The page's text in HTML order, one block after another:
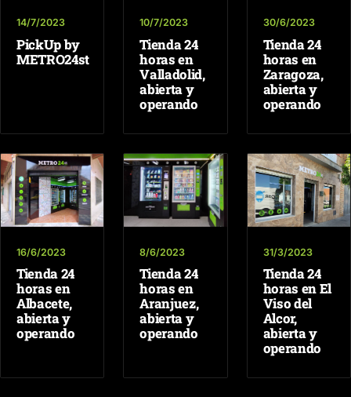
14/7/2023
PickUp by
METRO24st
10/7/2023
Tienda 24
horas en
Valladolid,
abierta y
operando
30/6/2023
Tienda 24
horas en
Zaragoza,
abierta y
operando
16/6/2023
Tienda 24
horas en
Albacete,
abierta y
operando
8/6/2023
Tienda 24
horas en
Aranjuez,
abierta y
operando
31/3/2023
Tienda 24
horas en El
Viso del
Alcor,
abierta y
operando